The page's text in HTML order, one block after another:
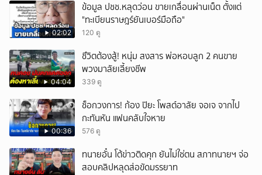
02:02
ข้อมูล ปชช.หลุดว่อน ขายเกลื่อนผ่านเน็ต ตั้งแต่
"ทะเบียนราษฎร์ยันเบอร์มือถือ"
120 ดู
04:04
ชึวิตต้องสู้! หนุ่ม สงสาร พ่อหอบลูก 2 คนขาย
พวงมาลัยเลี้ยงชีพ
339 ดู
00:36
ช็อกวงการ! ก้อง ปิยะ โพสต์อาลัย จอเจ จากไป
กะทันหัน แฟนคลับใจหาย
576 ดู
ทนายอั๋น โต้ข่าวติดคุก ยันไม่ใช่ตน สภาทนายฯ จ่อ
สอบคลิปหลุดส่อขัดมรรยาท